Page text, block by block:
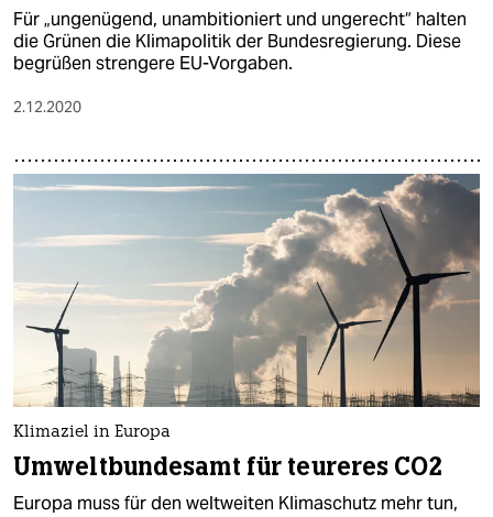
Für „ungenügend, unambitioniert und ungerecht“ halten
die Grünen die Klimapolitik der Bundesregierung. Diese
begrüßen strengere EU-Vorgaben.
2.12.2020
Klimaziel in Europa
Umweltbundesamt für teureres CO2
Europa muss für den weltweiten Klimaschutz mehr tun,